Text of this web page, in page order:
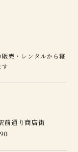
売・レンタルから寝
前通り商店街